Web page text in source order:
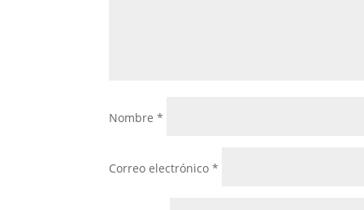
Nombre*
Correo electrónico*